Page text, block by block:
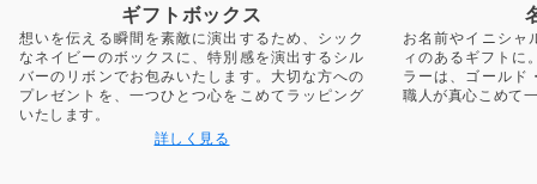
ギフトボックス
想いを伝える瞬間を素敵に演出するため、シック
なネイビーのボックスに、特別感を演出するシル
バーのリボンでお包みいたします。大切な方への
プレゼントを、一つひとつ心をこめてラッピング
いたします。
詳しく見る
お名前やイニシャ
ィのあるギフトに
ラーは、ゴールド
職人が真心こめて